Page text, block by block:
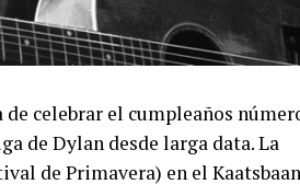
celebrar el cumpleaños
de Dylan desde larga data. La
de Primavera) en el Kaatsbaan